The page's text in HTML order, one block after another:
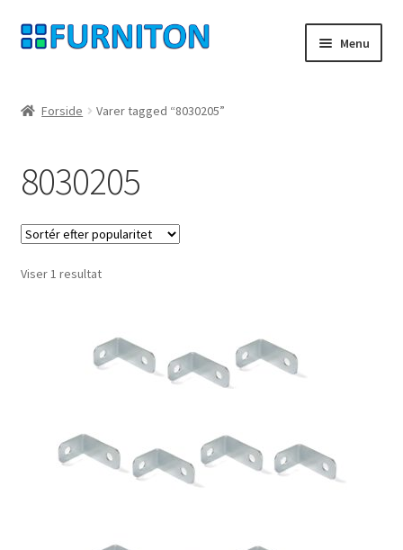
Spring
til
Spring
til
Menu
privatliv
fortrydelsesret
Kontakt
Forside Varer tagged “8030205”
8030205
Viser 1 resultat